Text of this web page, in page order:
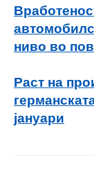
ниво во
Раст на
јануари